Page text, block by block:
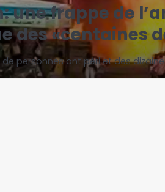
une frappe de
des «centaines
personnes ont péri et des